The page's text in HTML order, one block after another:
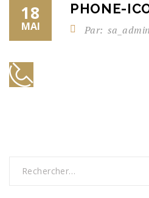
18
MAI
PHONE-
Par: sa_admin